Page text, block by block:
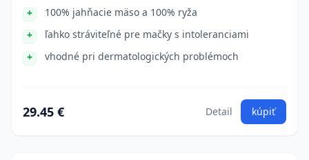
100% jahňacie mäso a 100% ryža
ľahko stráviteľné pre mačky s intoleranciami
vhodné pri dermatologických problémoch
29.45 € Detail kúpiť